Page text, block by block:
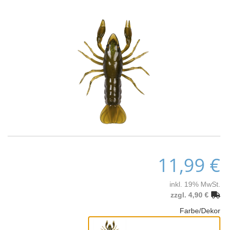
11,99 €
inkl. 19% MwSt.
zzgl. 4,90 €
Farbe/Dekor